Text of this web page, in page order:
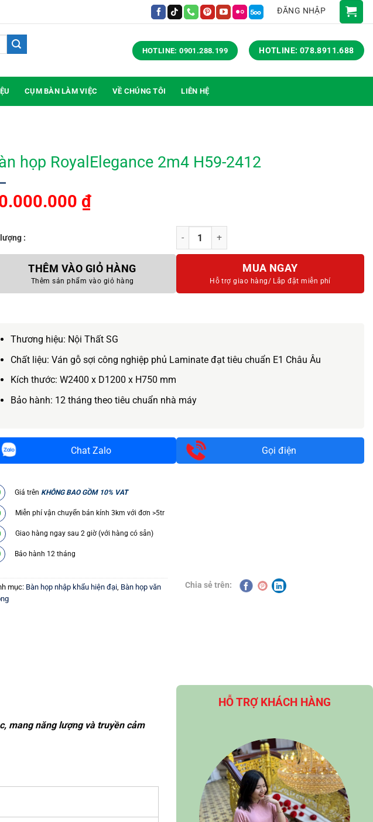
ĐĂNG NHẬP
HOTLINE: 0901.288.199 HOTLINE: 078.8911.688
CỤM BÀN LÀM VIỆC VỀ CHÚNG TÔI LIÊN HỆ
họp RoyalElegance 2m4 H59-2412
₫
:
Bàn họp RoyalElegance 2m4 H59-2412 số lượng
THÊM VÀO GIỎ HÀNG
Thêm sản phẩm vào giỏ hàng
MUA NGAY
Hỗ trợ giao hàng/ Lắp đặt miễn phí
Thương hiệu: Nội Thất SG
Chất liệu: Ván gỗ sợi công nghiệp phủ Laminate đạt tiêu chuẩn E1 Châu Âu
Kích thước: W2400 x D1200 x H750 mm
Bảo hành: 12 tháng theo tiêu chuẩn nhà máy
Chat Zalo Gọi điện
Giá trên KHÔNG BAO GỒM 10% VAT
Miễn phí vận chuyển bán kính 3km với đơn >5tr
Giao hàng ngay sau 2 giờ (với hàng có sẵn)
Bảo hành 12 tháng
mục: Bàn họp nhập khẩu hiện đại Bàn họp văn
Chia sẻ trên:
mang năng lượng và truyền cảm
HỖ TRỢ KHÁCH HÀNG